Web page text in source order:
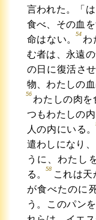
言われた。「
食べ、その血
命はない。
54
わ
む者は、永遠
の日に復活さ
物、わたしの
56
わたしの肉を
つもわたしの
人の内にいる。
遣わしになり
うに、わたし
る。
58
これは
が食べたのに
う。このパン